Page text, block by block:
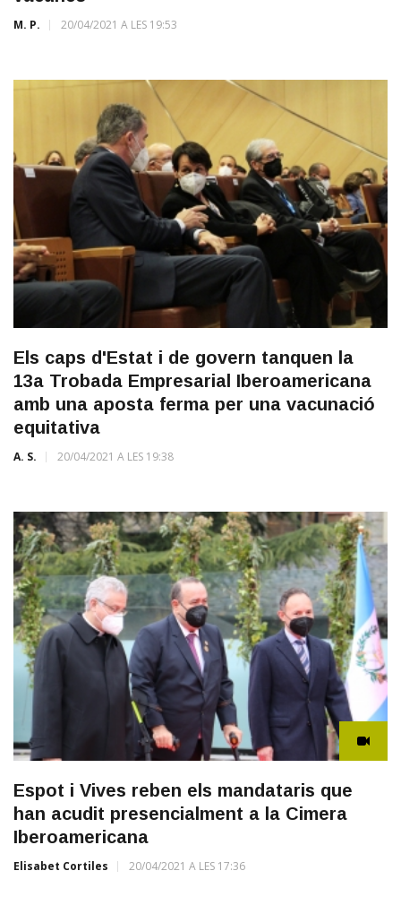
M. P. 20/04/2021 A LES 19:53
Els caps d'Estat i de govern tanquen la
13a Trobada Empresarial Iberoamericana
amb una aposta ferma per una vacunació
equitativa
A. S. 20/04/2021 A LES 19:38
Espot i Vives reben els mandataris que
han acudit presencialment a la Cimera
Iberoamericana
Elisabet Cortiles 20/04/2021 A LES 17:36